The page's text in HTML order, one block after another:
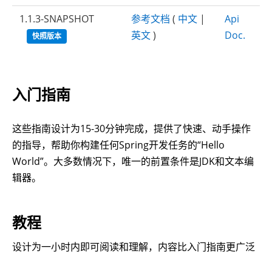
1.1.3-SNAPSHOT
快照版本
参考文档 ( 中文 |
英文)
Api
Doc.
入门指南
这些指南设计为15-30分钟完成，提供了快速、动手操作
的指导，帮助你构建任何Spring开发任务的“Hello
World”。大多数情况下，唯一的前置条件是JDK和文本编
辑器。
教程
设计为一小时内即可阅读和理解，内容比入门指南更广泛